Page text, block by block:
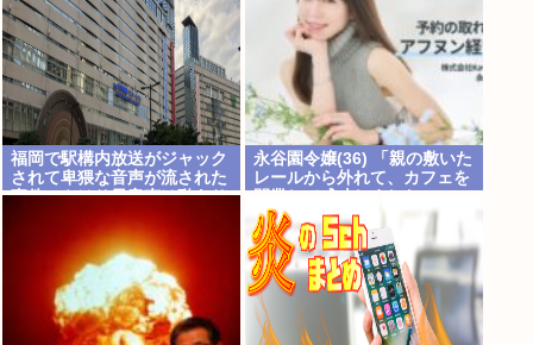
福岡で駅構内放送がジャック
されて卑猥な音声が流された
事件、やはり元音声は動あり
永谷園令嬢(36) 「親の敷いた
レールから外れて、カフェを